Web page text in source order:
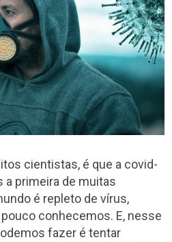
cientistas, é que a covid-
a primeira de muitas
é repleto de vírus,
conhecemos. E, nesse
fazer é tentar